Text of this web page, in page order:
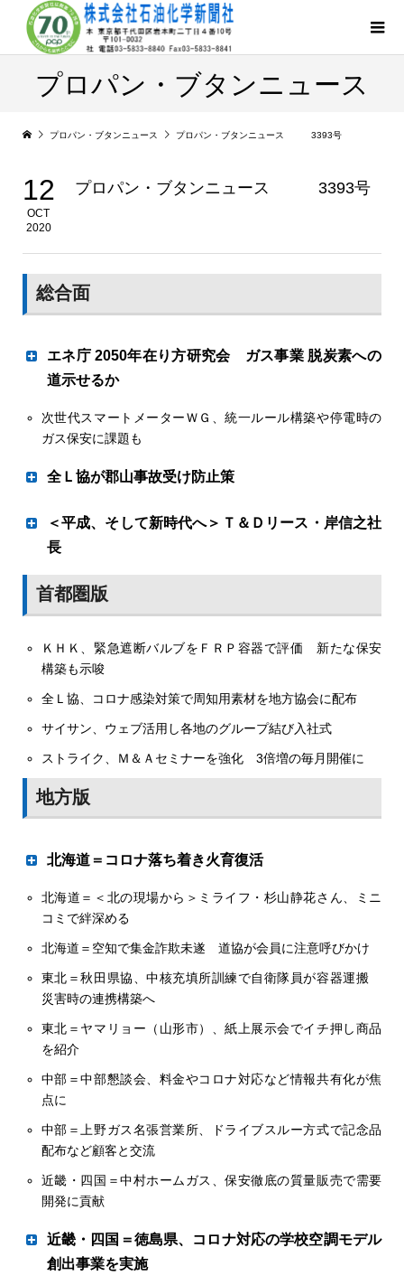
プロパン・ブタンニュース
プロパン・ブタンニュース プロパン・ブタンニュース 3393号
12
OCT
2020
プロパン・ブタンニュース 3393号
総合面
エネ庁 2050年在り方研究会 ガス事業 脱炭素への
道示せるか
独自シナリオ、コストに難
ガス事業
エネ庁 2050年在り方研究会
独自シナリオ、コストに難
資源エネルギー庁は６日、２０５０年に向けたガス事業の
を主題に議論した。事業者から東京ガスと大阪ガスが参加
し自社の取り組みを報告したなか、委員からは「脱炭素化
の具体的な話が示されていない」との指摘と、「ガス業界
声が出た。世界的目標であるＣＯ排出ゼロ実現の困難さ
が改めて表面化した。
次世代スマートメーターＷＧ、統一ルール構築や停電時の
ガス保安に課題も
全Ｌ協が郡山事故受け防止策
業務用厨房のメーター連動遮断徹底へ
業務用厨房
メーター連動遮断徹底へ
全Ｌ協 郡山事故受け防止策
全国ＬＰガス協会（秋元耕一郎会長）は９月24日、都道府
るガス警報器の設置およびガスメーターとの連動遮断の徹
底」について文書で要請した。７月末に発生した郡山市の
らも現時点でのＬＰガス業界としての再発防止対策をまと
めた。
＜平成、そして新時代へ＞Ｔ＆Ｄリース・岸信之社
長
業界を全力サポート
Ｔ＆Ｄリース 岸 信之社長
岸信之社長は２０１８年４月に親会社の太陽生命保険常務
から、Ｔ＆Ｄリースの社長に就任した。30年以上にわたる
生命保険会社での経験を振り返りながら、令和の時代にお
けるガスエネルギー業界専門リース会社のビジョンを話し
首都圏版
ＫＨＫ、緊急遮断バルブをＦＲＰ容器で評価 新たな保安
構築も示唆
全Ｌ協、コロナ感染対策で周知用素材を地方協会に配布
サイサン、ウェブ活用し各地のグループ結び入社式
ストライク、Ｍ＆Ａセミナーを強化 3倍増の毎月開催に
地方版
北海道＝コロナ落ち着き火育復活
道南と網走支部で出前教室
北海道＝＜北の現場から＞ミライフ・杉山静花さん、ミニ
コミで絆深める
北海道＝空知で集金詐欺未遂 道協が会員に注意呼びかけ
東北＝秋田県協、中核充填所訓練で自衛隊員が容器運搬
災害時の連携構築へ
東北＝ヤマリョー（山形市）、紙上展示会でイチ押し商品
を紹介
中部＝中部懇談会、料金やコロナ対応など情報共有化が焦
点に
中部＝上野ガス名張営業所、ドライブスルー方式で記念品
配布など顧客と交流
近畿・四国＝中村ホームガス、保安徹底の質量販売で需要
開発に貢献
近畿・四国＝徳島県、コロナ対応の学校空調モデル
創出事業を実施